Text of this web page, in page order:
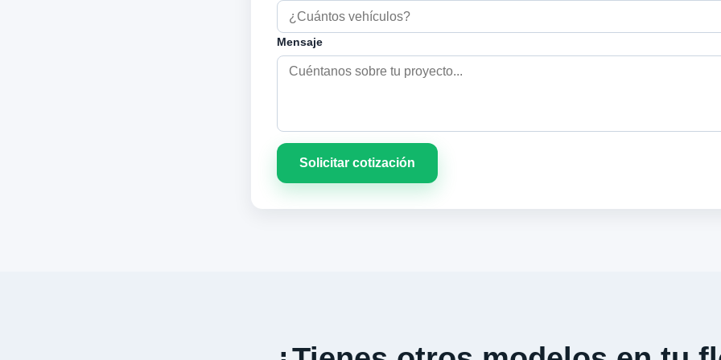
Mensaje
Solicitar cotización